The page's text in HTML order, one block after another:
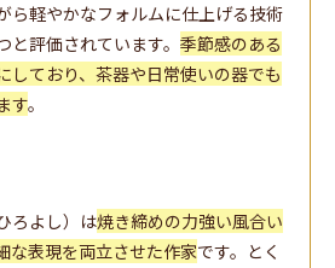
ら軽やかなフォルムに仕上げる技術
評価されています。 季節感のある
しており、茶器や日常使いの器でも
す。
ろよし）は焼き締めの力強い風合い
な表現を両立させた作家です。とく